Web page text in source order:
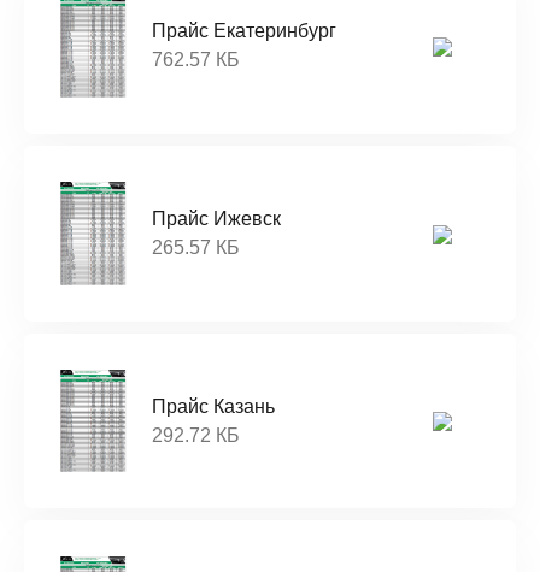
Прайс Екатеринбург
762.57 КБ
Прайс Ижевск
265.57 КБ
Прайс Казань
292.72 КБ